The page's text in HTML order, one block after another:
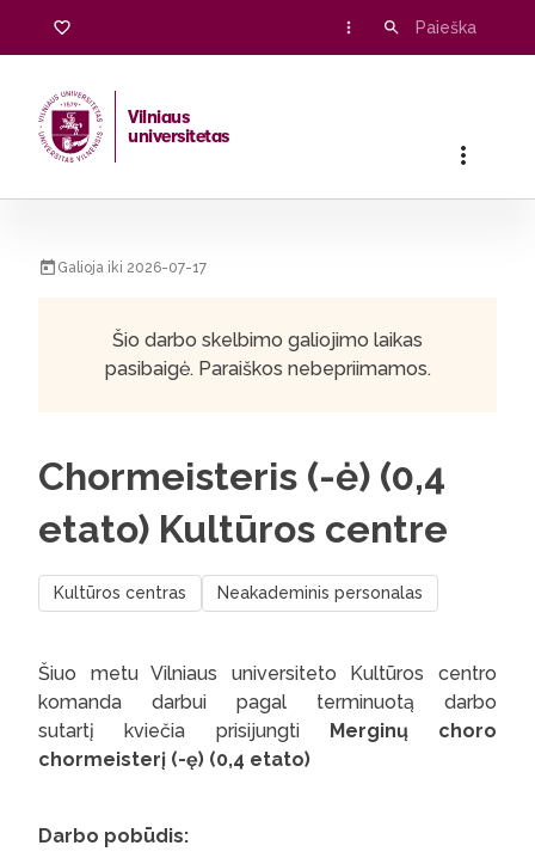
Vilniaus
universitetas
Galioja iki 2026-07-17
Šio darbo skelbimo galiojimo laikas
pasibaigė. Paraiškos nebepriimamos.
Chormeisteris (-ė) (0,4
etato) Kultūros centre
Kultūros centras Neakademinis personalas
Šiuo metu Vilniaus universiteto Kultūros centro
komanda darbui pagal terminuotą darbo
sutartį kviečia prisijungti Merginų choro
chormeisterį (-ę) (0,4 etato)
Darbo pobūdis: